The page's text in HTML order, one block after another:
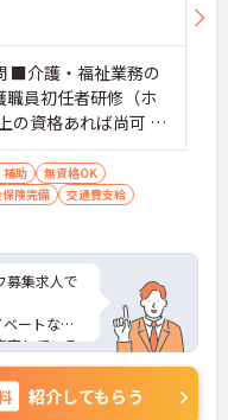
■介護・福祉業務の
員初任者研修（ホ
の資格あれば尚可 ■
限定可） ■必要な
ブレットの所定画
補助
無資格OK
険完備
交通費支給
募集求人で
ートな時
実している
さらに詳
さい。
紹介してもらう